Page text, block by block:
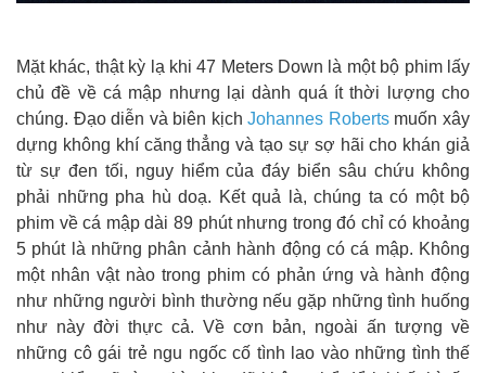
Mặt khác, thật kỳ lạ khi 47 Meters Down là một bộ phim lấy
chủ đề về cá mập nhưng lại dành quá ít thời lượng cho
chúng. Đạo diễn và biên kịchJohannes Robertsmuốn xây
dựng không khí căng thẳng và tạo sự sợ hãi cho khán giả
từ sự đen tối, nguy hiểm của đáy biển sâu chứu không
phải những pha hù doạ. Kết quả là, chúng ta có một bộ
phim về cá mập dài 89 phút nhưng trong đó chỉ có khoảng
5 phút là những phân cảnh hành động có cá mập. Không
một nhân vật nào trong phim có phản ứng và hành động
như những người bình thường nếu gặp những tình huống
như này đời thực cả. Về cơn bản, ngoài ấn tượng về
những cô gái trẻ ngu ngốc cố tình lao vào những tình thế